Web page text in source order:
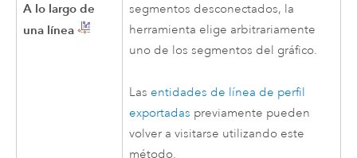
A lo largo de
una línea
segmentos desconectados, la
herramienta elige arbitrariamente
uno de los segmentos del gráfico.
Las entidades de línea de perfil
exportadas previamente pueden
volver a visitarse utilizando este
método.